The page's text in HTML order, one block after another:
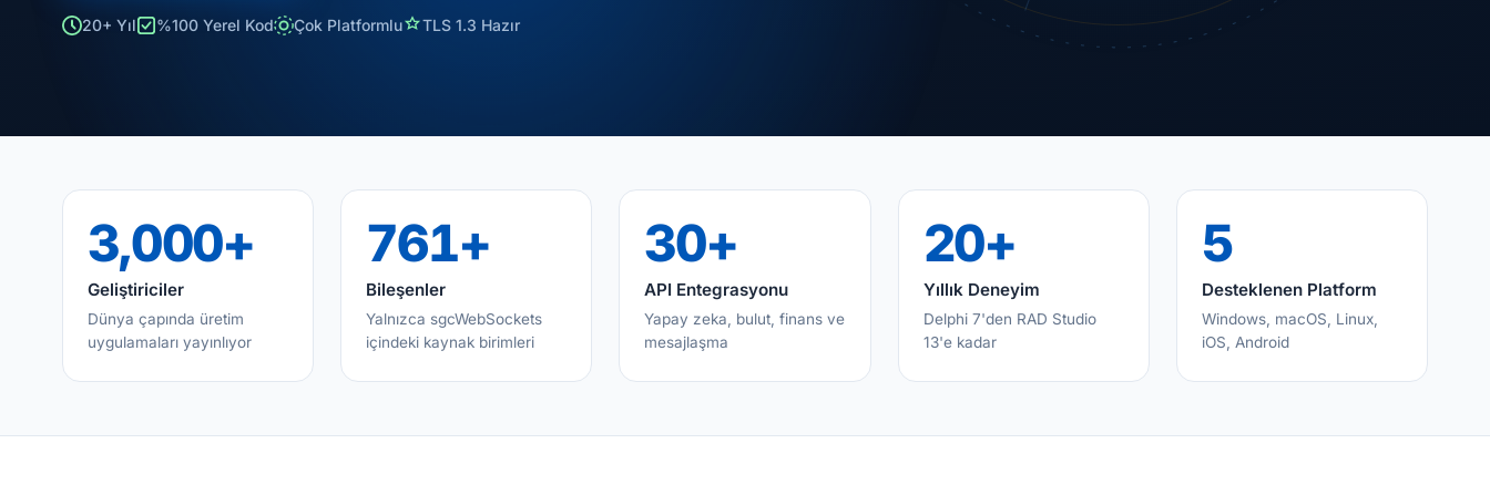
20+ Yıl %100 Yerel Kod Çok Platformlu TLS 1.3 Hazır
3,000+
Geliştiriciler
Dünya çapında üretim
uygulamaları yayınlıyor
761+
Bileşenler
Yalnızca sgcWebSockets
içindeki kaynak birimleri
30+
API Entegrasyonu
Yapay zeka, bulut, finans ve
mesajlaşma
20+
Yıllık Deneyim
Delphi 7'den RAD Studio
13'e kadar
5
Desteklenen Platform
Windows, macOS, Linux,
iOS, Android